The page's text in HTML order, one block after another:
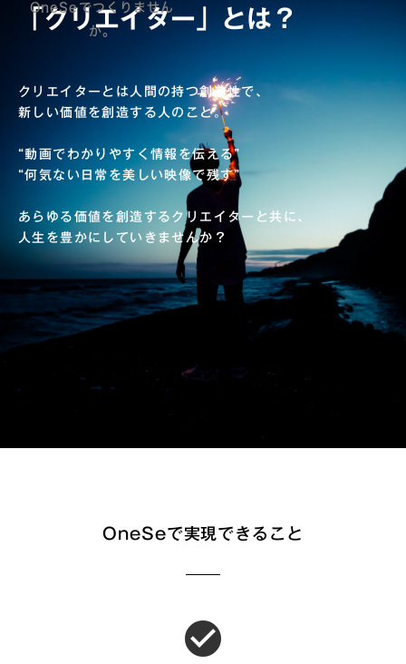
OneSeでつくりません
か。
「クリエイター」とは？
クリエイターとは人間の持つ創造性で、
新しい価値を創造する人のこと。
“動画でわかりやすく情報を伝える”
“何気ない日常を美しい映像で残す”
あらゆる価値を創造するクリエイターと共に、
人生を豊かにしていきませんか？
OneSeで実現できること
check_circle